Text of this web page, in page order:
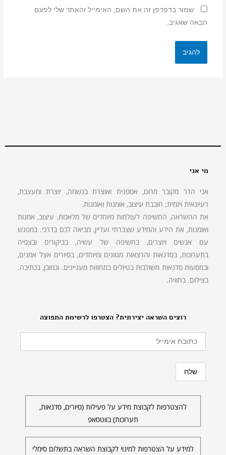
שמור בדפדפן זה את השם, האימייל והאתר שלי לפעם
הבאה שאגיב.
רוצים השראה יצירתית? הצטרפו לרשימת התפוצה
להצטרפות לקבוצת מידע על פעילות (סיורים, סדנאות,
תערוכות) בווטסאפ
למידע על הצטרפות למינוי לקבוצת השראה בתשלום סימלי
מי אני
אני הדר מקובר מרום, אספנית ואוצרת בנשמה, יוצרת ומעצבת,
רעיונאית ויזמית; חובבת עיצוב, אוּמנות ואוֹמנות.
את ההשראה, החשיפה לעולמות מיוחדים של מלאכות, עיצוב, אמנות
ואומנות, את הידע והמידע שצברתי ועדיין, מביאה לכם בדרכי. במפגש
עם אנשים ויוצרים, בחשיפה של עשיה, בביקורים ובצפיה
בתערוכות, בסדנאות והרצאות מגוונים ומיוחדים, בסיורים אצל אמנים,
ובמסעות סדנאות משולבות בטיולים במחוזות מעניינים. וכמובן, בכתיבה.
בצילום. בחוויה.